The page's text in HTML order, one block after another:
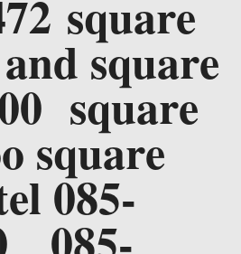
square
square
square
square
085-